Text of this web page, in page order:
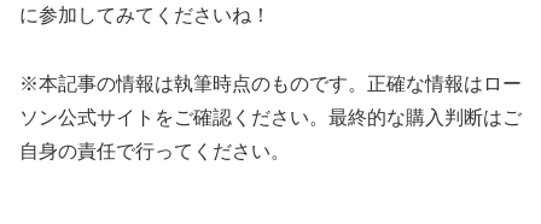
に参加してみてくださいね！
※本記事の情報は執筆時点のものです。正確な情報はロー
ソン公式サイトをご確認ください。最終的な購入判断はご
自身の責任で行ってください。